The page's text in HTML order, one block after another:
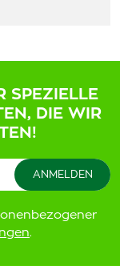
SPEZIELLE
DIE WIR
.